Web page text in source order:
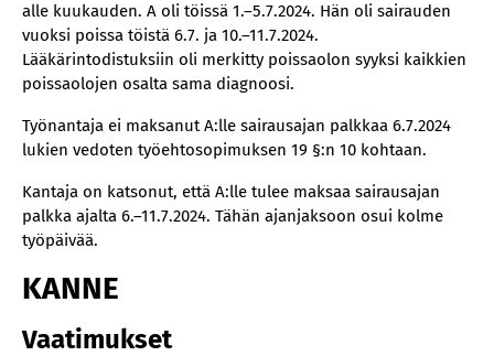
alle kuukauden. A oli töissä 1.–5.7.2024. Hän oli sairauden
vuoksi poissa töistä 6.7. ja 10.–11.7.2024.
Lääkärintodistuksiin oli merkitty poissaolon syyksi kaikkien
poissaolojen osalta sama diagnoosi.
Työnantaja ei maksanut A:lle sairausajan palkkaa 6.7.2024
lukien vedoten työehtosopimuksen 19 §:n 10 kohtaan.
Kantaja on katsonut, että A:lle tulee maksaa sairausajan
palkka ajalta 6.–11.7.2024. Tähän ajanjaksoon osui kolme
työpäivää.
KANNE
Vaatimukset